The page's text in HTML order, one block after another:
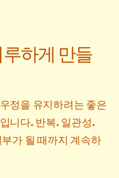
하게 만들
정을 유지하려는 좋은
니다. 반복. 일관성.
가 될 때까지 계속하